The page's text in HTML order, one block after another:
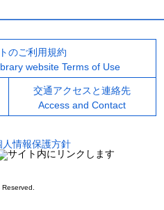
のご利用規約
website Terms of Use
交通アクセスと連絡先
Access and Contact
人情報保護方針